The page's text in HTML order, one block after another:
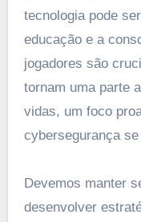
tecnologia pode
educação e a
jogadores são
tornam uma parte
vidas, um foco
cybersegurança
Devemos manter
desenvolver